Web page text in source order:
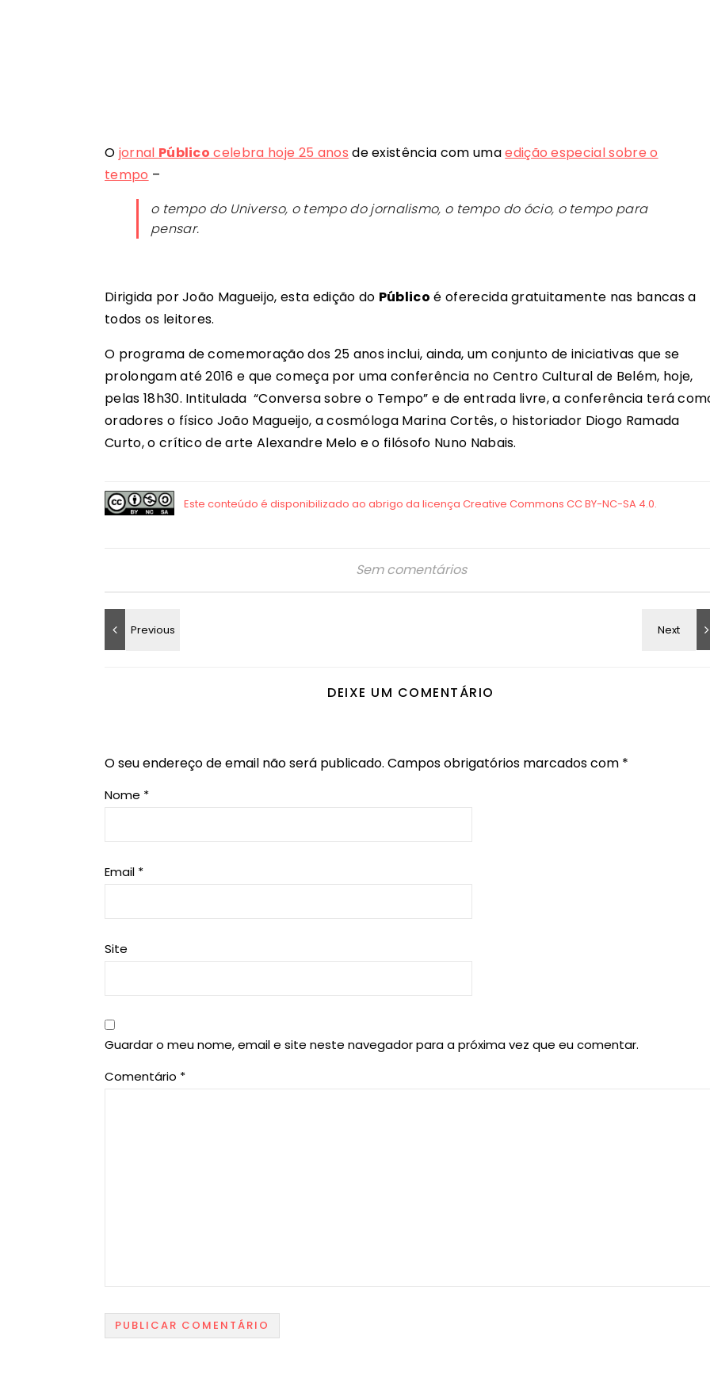
O jornal Público celebra hoje 25 anos de existência com umaedição especial sobre o
tempo –
o tempo do Universo, o tempo do jornalismo, o tempo do ócio, o tempo para
pensar.
Dirigida por João Magueijo, esta edição do Público é oferecida gratuitamente nas bancas a
todos os leitores.
O programa de comemoração dos 25 anos inclui, ainda, um conjunto de iniciativas que se
prolongam até 2016 e que começa por uma conferência no Centro Cultural de Belém, hoje,
pelas 18h30. Intitulada “Conversa sobre o Tempo” e de entrada livre, a conferência terá
oradores o físico João Magueijo, a cosmóloga Marina Cortês, o historiador Diogo Ramada
Curto, o crítico de arte Alexandre Melo e o filósofo Nuno Nabais.
Sem comentários
DEIXE UM COMENTÁRIO
O seu endereço de email não será publicado. Campos obrigatórios marcados com *
Nome *
Email *
Site
Guardar o meu nome, email e site neste navegador para a próxima vez que eu comentar.
Comentário *